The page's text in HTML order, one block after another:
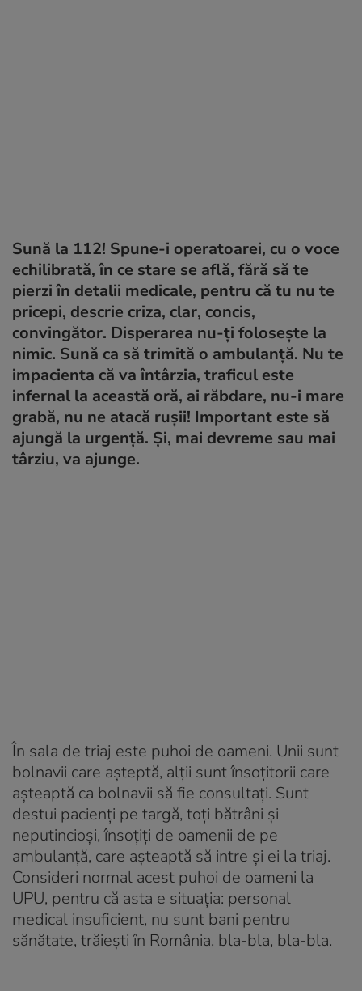
Sună la 112! Spune-i operatoarei, cu o voce
echilibrată, în ce stare se află, fără să te
pierzi în detalii medicale, pentru că tu nu te
pricepi, descrie criza, clar, concis,
convingător. Disperarea nu-ți folosește la
nimic. Sună ca să trimită o ambulanță. Nu te
impacienta că va întârzia, traficul este
infernal la această oră, ai răbdare, nu-i mare
grabă, nu ne atacă rușii! Important este să
ajungă la urgență. Și, mai devreme sau mai
târziu, va ajunge.
În sala de triaj este puhoi de oameni. Unii sunt
bolnavii care așteptă, alții sunt însoțitorii care
așteaptă ca bolnavii să fie consultați. Sunt
destui pacienți pe targă, toți bătrâni și
neputincioși, însoțiți de oamenii de pe
ambulanță, care așteaptă să intre și ei la triaj.
Consideri normal acest puhoi de oameni la
UPU, pentru că asta e situația: personal
medical insuficient, nu sunt bani pentru
sănătate, trăiești în România, bla-bla, bla-bla.